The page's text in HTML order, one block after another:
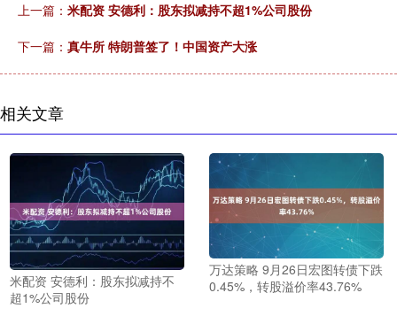
上一篇： 米配资 安德利：股东拟减持不超1%公司股份
下一篇： 真牛所 特朗普签了！中国资产大涨
相关文章
米配资 安德利：股东拟减持不
超1%公司股份
万达策略 9月26日宏图转债下跌
0.45%，转股溢价率43.76%